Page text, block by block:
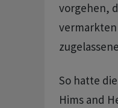
vorgehen,
vermarkten
So hatte
Hims and